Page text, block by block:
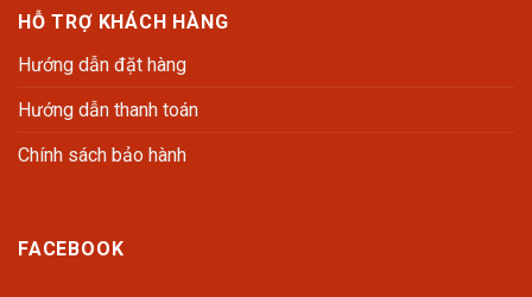
HỖ TRỢ KHÁCH HÀNG
Hướng dẫn đặt hàng
Hướng dẫn thanh toán
Chính sách bảo hành
FACEBOOK